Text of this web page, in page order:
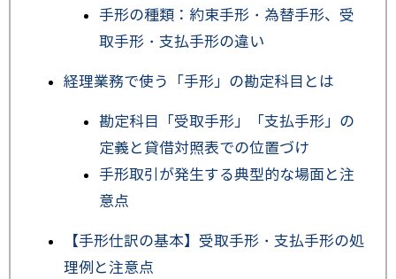
手形の種類：約束手形・為替手形、受
取手形・支払手形の違い
経理業務で使う「手形」の勘定科目とは
勘定科目「受取手形」「支払手形」の
定義と貸借対照表での位置づけ
手形取引が発生する典型的な場面と注
意点
【手形仕訳の基本】受取手形・支払手形の処
理例と注意点